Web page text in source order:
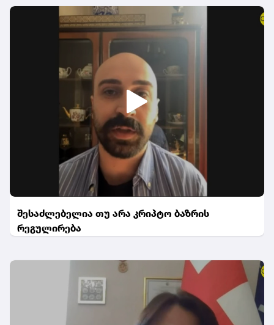
შესაძლებელია თუ არა კრიპტო ბაზრის
რეგულირება